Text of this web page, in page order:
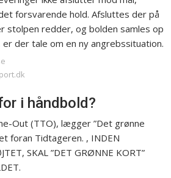
forsvarende hold. Afsluttes der på
stolpen redder, og bolden samles op
der tale om en ny angrebssituation.
i håndbold?
Out (TTO), lægger ”Det grønne
foran Tidtageren. , INDEN
SKAL ”DET GRØNNE KORT”